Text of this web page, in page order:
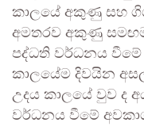
කාලයේ අකුණු සහ
අමතරව අකුණු
පද්ධති වර්ධනය වීමේ
කාලයේම දිවයින
උදය කාලයේ වුව ද
වර්ධනය වීමේ